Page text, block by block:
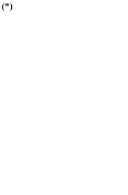
(*)